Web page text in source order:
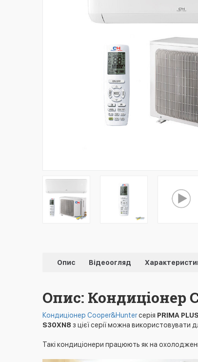
Опис Відеоогляд
Опис: Кондиціонер
Кондиціонер Cooper&Hunterсерія PRIMA PLUS
S30XN8 з цієї серії можна використовувати
Такі кондиціонери працюють як на